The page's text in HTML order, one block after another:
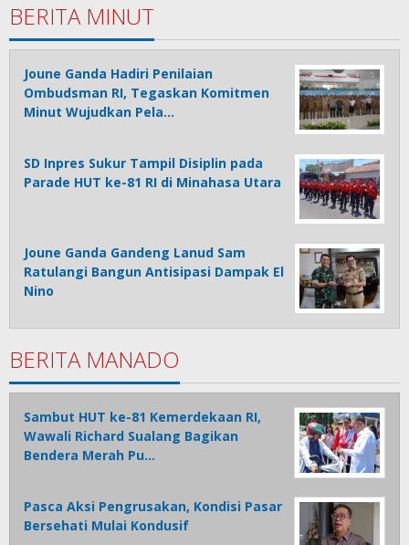
BERITA MINUT
Joune Ganda Hadiri Penilaian
Ombudsman RI, Tegaskan Komitmen
Minut Wujudkan Pela…
SD Inpres Sukur Tampil Disiplin pada
Parade HUT ke-81 RI di Minahasa Utara
Joune Ganda Gandeng Lanud Sam
Ratulangi Bangun Antisipasi Dampak El
Nino
BERITA MANADO
Sambut HUT ke-81 Kemerdekaan RI,
Wawali Richard Sualang Bagikan
Bendera Merah Pu…
Pasca Aksi Pengrusakan, Kondisi Pasar
Bersehati Mulai Kondusif